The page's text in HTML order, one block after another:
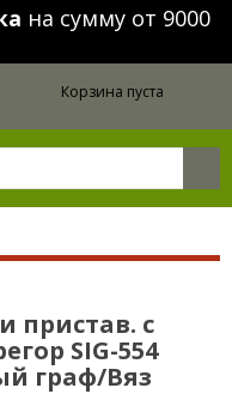
на сумму от 9000
Корзина пуста
пристав. с
SIG-554
граф/Вяз